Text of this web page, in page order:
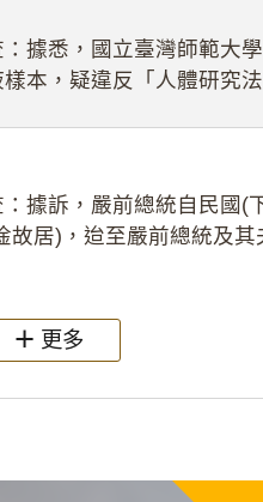
據悉，國立臺灣師範大
本，疑違反「人體研究
據訴，嚴前總統自民國(
故居)，迨至嚴前總統及
更多